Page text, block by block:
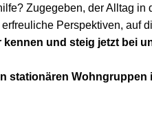
Zugegeben, der Alltag in
Perspektiven, auf
und steig jetzt bei
stationären Wohngruppen